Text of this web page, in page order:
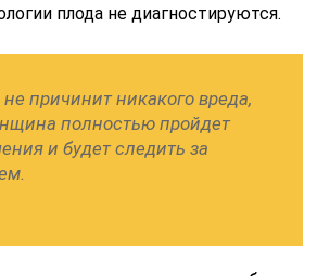
плода не диагностируются.
причинит никакого вреда,
полностью пройдет
и будет следить за